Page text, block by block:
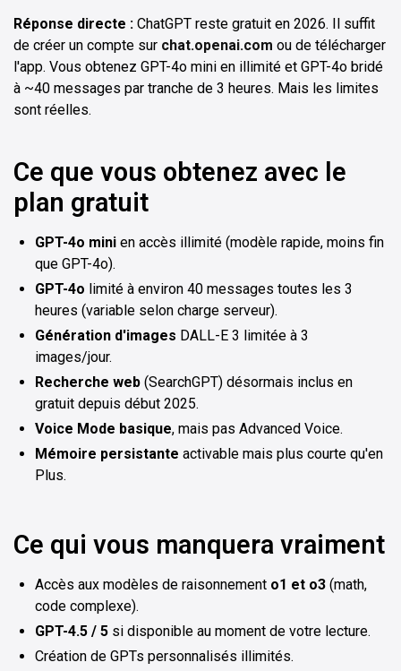
Réponse directe : ChatGPT reste gratuit en 2026. Il suffit
de créer un compte sur chat.openai.com ou de télécharger
l'app. Vous obtenez GPT-4o mini en illimité et GPT-4o bridé
à ~40 messages par tranche de 3 heures. Mais les limites
sont réelles.
Ce que vous obtenez avec le
plan gratuit
GPT-4o mini en accès illimité (modèle rapide, moins fin
que GPT-4o).
GPT-4o limité à environ 40 messages toutes les 3
heures (variable selon charge serveur).
Génération d'images DALL-E 3 limitée à 3
images/jour.
Recherche web (SearchGPT) désormais inclus en
gratuit depuis début 2025.
Voice Mode basique, mais pas Advanced Voice.
Mémoire persistante activable mais plus courte qu'en
Plus.
Ce qui vous manquera vraiment
Accès aux modèles de raisonnement o1 et o3 (math,
code complexe).
GPT-4.5 / 5 si disponible au moment de votre lecture.
Création de GPTs personnalisés illimités.